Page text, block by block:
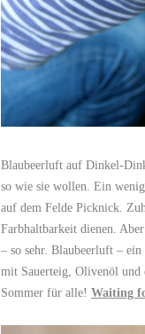
Blaubeerluft auf Dinkel-
so wie sie wollen. Ein
auf dem Felde Picknick.
Farbhaltbarkeit dienen.
– so sehr. Blaubeerluft –
mit Sauerteig, Olivenöl und
Sommer für alle! Waiting